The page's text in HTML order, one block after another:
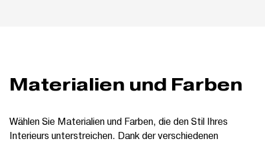
Materialien und Farben
Wählen Sie Materialien und Farben, die den Stil Ihres
Interieurs unterstreichen. Dank der verschiedenen